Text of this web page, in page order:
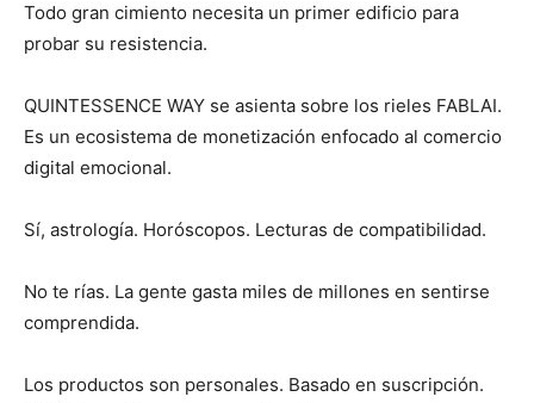
Todo gran cimiento necesita un primer edificio para
probar su resistencia.
QUINTESSENCE WAY se asienta sobre los rieles FABLAI.
Es un ecosistema de monetización enfocado al comercio
digital emocional.
Sí, astrología. Horóscopos. Lecturas de compatibilidad.
No te rías. La gente gasta miles de millones en sentirse
comprendida.
Los productos son personales. Basado en suscripción.